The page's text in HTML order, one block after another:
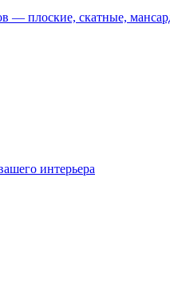
— плоские, скатные,
интерьера